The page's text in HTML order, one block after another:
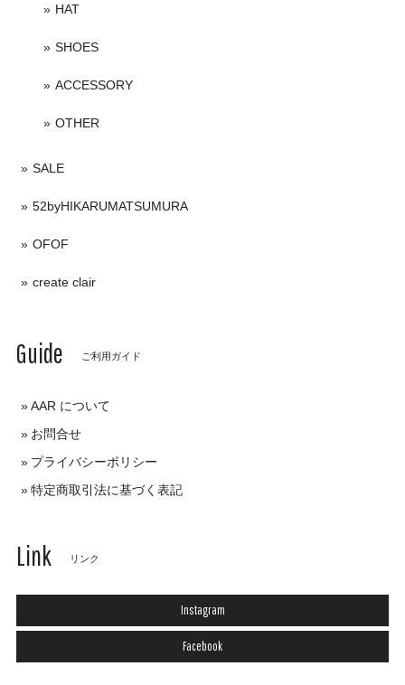
HAT
SHOES
ACCESSORY
OTHER
SALE
52byHIKARUMATSUMURA
OFOF
create clair
Guide ご利用ガイド
AAR について
お問合せ
プライバシーポリシー
特定商取引法に基づく表記
Link リンク
Instagram
Facebook